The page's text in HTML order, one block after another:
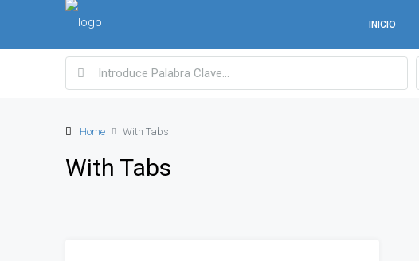
INICIO
Home With Tabs
With Tabs